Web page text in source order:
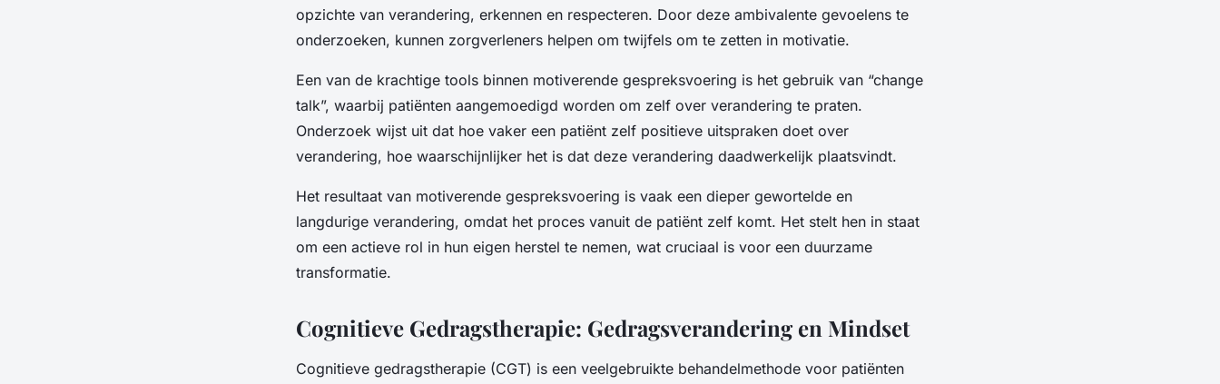
opzichte van verandering, erkennen en respecteren. Door deze ambivalente gevoelens te
onderzoeken, kunnen zorgverleners helpen om twijfels om te zetten in motivatie.
Een van de krachtige tools binnen motiverende gespreksvoering is het gebruik van “change
talk”, waarbij patiënten aangemoedigd worden om zelf over verandering te praten.
Onderzoek wijst uit dat hoe vaker een patiënt zelf positieve uitspraken doet over
verandering, hoe waarschijnlijker het is dat deze verandering daadwerkelijk plaatsvindt.
Het resultaat van motiverende gespreksvoering is vaak een dieper gewortelde en
langdurige verandering, omdat het proces vanuit de patiënt zelf komt. Het stelt hen in staat
om een actieve rol in hun eigen herstel te nemen, wat cruciaal is voor een duurzame
transformatie.
Cognitieve Gedragstherapie: Gedragsverandering en Mindset
Cognitieve gedragstherapie (CGT) is een veelgebruikte behandelmethode voor patiënten